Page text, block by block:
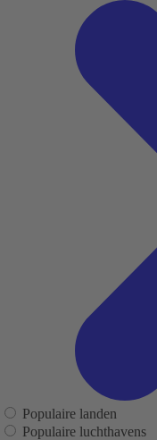
Populaire landen
Populaire luchthavens